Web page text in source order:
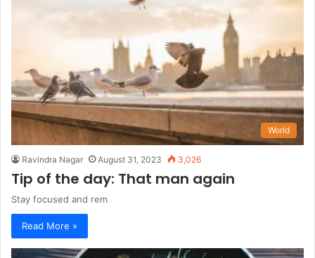
World
Ravindra Nagar August 31, 2023 3,026
Tip of the day: That man again
Stay focused and rem
Read More »